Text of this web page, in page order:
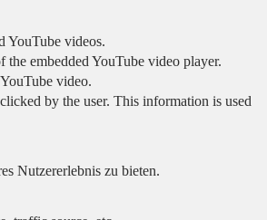
YouTube videos.
the embedded YouTube video player.
video.
by the user. This information is used
Nutzererlebnis zu bieten.